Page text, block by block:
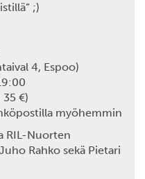
;)
4, Espoo)
€)
myöhemmin
RIL-Nuorten
Rahko sekä Pietari